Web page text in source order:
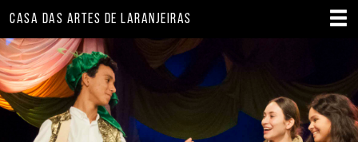
CASA DAS ARTES DE LARANJEIRAS